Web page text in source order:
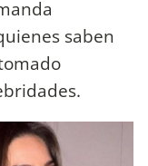
saben